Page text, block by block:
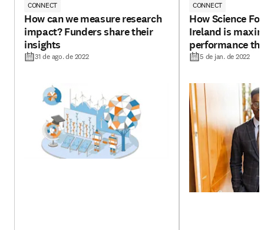
CONNECT
How can we measure research
impact? Funders share their
insights
31 de ago. de 2022
CONNECT
How Science
Ireland is
performance
5 de jan. de 2022